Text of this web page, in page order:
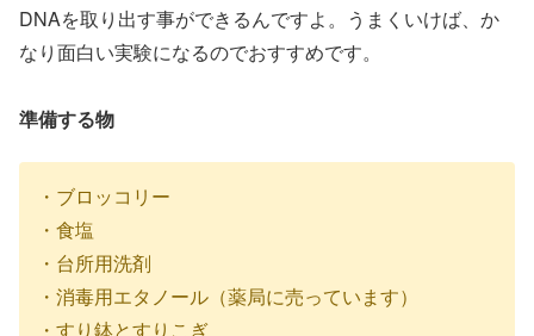
DNAを取り出す事ができるんですよ。うまくいけば、か
なり面白い実験になるのでおすすめです。
準備する物
・ブロッコリー
・食塩
・台所用洗剤
・消毒用エタノール（薬局に売っています）
・すり鉢とすりこぎ